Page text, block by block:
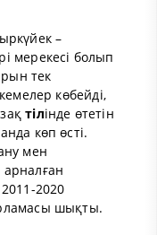
–
мерекесі болып
тек
көбейді,
тілінде өтетін
көп өсті.
мен
2020
шықты.